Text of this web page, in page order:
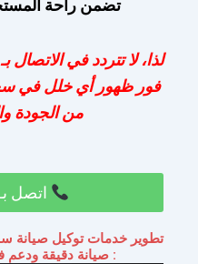
تضمن راحة
فور ظهور أي خلل في
من الجودة
اتصل بـ 16062
تطوير خدمات توكيل صيانة
: صيانة دقيقة ودعم